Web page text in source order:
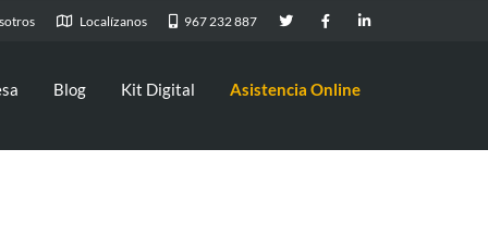
Localízanos 967 232 887
Blog Kit Digital Asistencia Online